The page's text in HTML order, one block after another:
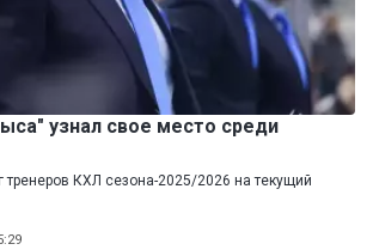
узнал свое место среди
тренеров КХЛ сезона-2025/2026 на текущий